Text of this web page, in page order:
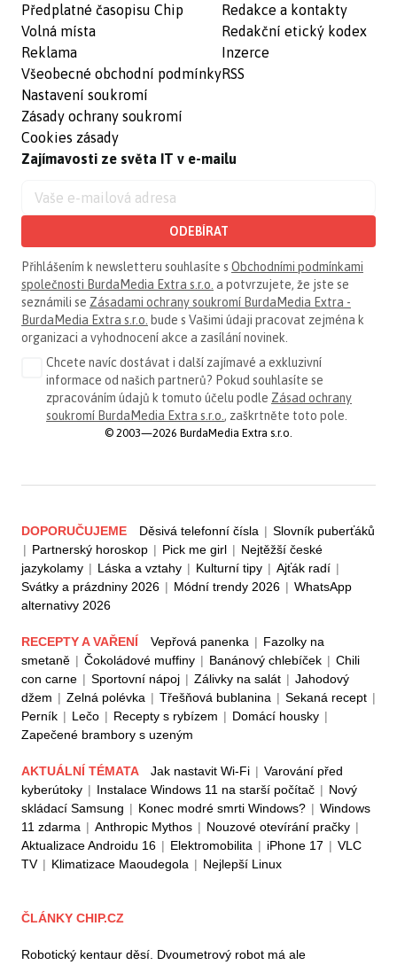
Předplatné časopisu Chip
Volná místa
Reklama
Všeobecné obchodní podmínky
Nastavení soukromí
Zásady ochrany soukromí
Cookies zásady
Redakce a kontakty
Redakční etický kodex
Inzerce
RSS
Zajímavosti ze světa IT v e-mailu
ODEBÍRAT
Přihlášením k newsletteru souhlasíte s Obchodními podmínkami
společnosti BurdaMedia Extra s.r.o. a potvrzujete, že jste se
seznámili se Zásadami ochrany soukromí BurdaMedia Extra -
BurdaMedia Extra s.r.o. bude s Vašimi údaji pracovat zejména k
organizaci a vyhodnocení akce a zasílání novinek.
Chcete navíc dostávat i další zajímavé a exkluzivní
informace od našich partnerů? Pokud souhlasíte se
zpracováním údajů k tomuto účelu podle Zásad ochrany
soukromí BurdaMedia Extra s.r.o. , zaškrtněte toto pole.
© 2003—2026 BurdaMedia Extra s.r.o.
DOPORUČUJEME Děsivá telefonní čísla | Slovník puberťáků
| Partnerský horoskop | Pick me girl | Nejtěžší české
jazykolamy | Láska a vztahy | Kulturní tipy | Ajťák radí |
Svátky a prázdniny 2026 | Módní trendy 2026 | WhatsApp
alternativy 2026
RECEPTY A VAŘENÍ Vepřová panenka | Fazolky na
smetaně | Čokoládové muffiny | Banánový chlebíček | Chili
con carne | Sportovní nápoj | Zálivky na salát | Jahodový
džem | Zelná polévka | Třešňová bublanina | Sekaná recept |
Perník | Lečo | Recepty s rybízem | Domácí housky |
Zapečené brambory s uzeným
AKTUÁLNÍ TÉMATA Jak nastavit Wi-Fi | Varování před
kyberútoky | Instalace Windows 11 na starší počítač | Nový
skládací Samsung | Konec modré smrti Windows? | Windows
11 zdarma | Anthropic Mythos | Nouzové otevírání pračky |
Aktualizace Androidu 16 | Elektromobilita | iPhone 17 | VLC
TV | Klimatizace Maoudegola | Nejlepší Linux
ČLÁNKY CHIP.CZ
Robotický kentaur děsí. Dvoumetrový robot má ale